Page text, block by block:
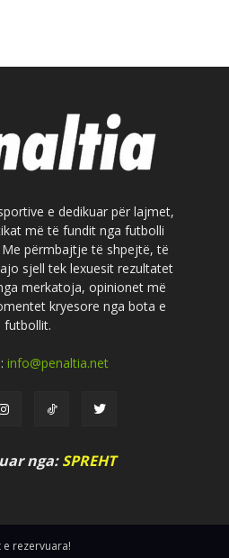
e dedikuar për lajmet,
më të fundit nga futbolli
përmbajtje të shpejtë, të
sjell tek lexuesit rezultatet
merkatoja, opinionet më
kryesore nga bota e
futbollit.
info@penaltia.net
nga:SPREHT
rezervuara!